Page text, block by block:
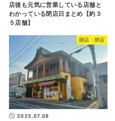
店後も元気に営業している店舗と
わかっている閉店日まとめ【約３
５店舗】
開店・閉店
2025.07.08